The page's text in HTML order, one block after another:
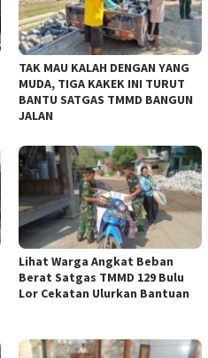
TAK MAU KALAH DENGAN YANG
MUDA, TIGA KAKEK INI TURUT
BANTU SATGAS TMMD BANGUN
JALAN
Lihat Warga Angkat Beban
Berat Satgas TMMD 129 Bulu
Lor Cekatan Ulurkan Bantuan